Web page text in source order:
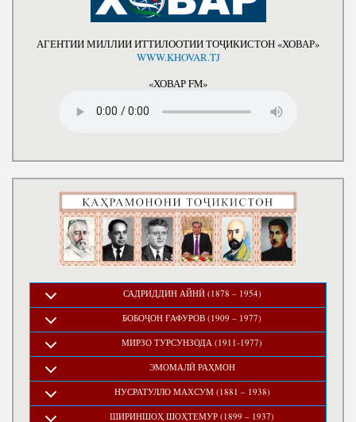
АГЕНТИИ МИЛЛИИ ИТТИЛООТИИ ТОҶИКИСТОН «ХОВАР»
WWW.KHOVAR.TJ
«ХОВАР FM»
САДРИДДИН АЙНӢ (1878 – 1954)
БОБОҶОН ҒАФУРОВ (1909 – 1977)
МИРЗО ТУРСУНЗОДА (1911-1977)
ЭМОМАЛӢ РАҲМОН
НУСРАТУЛЛО МАХСУМ (1881 – 1938)
ШИРИНШОҲ ШОҲТЕМУР (1899 – 1937)